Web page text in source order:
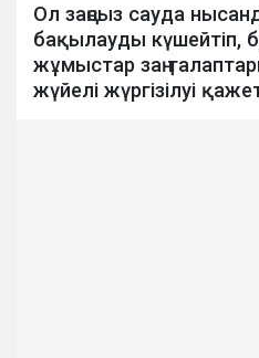
Ол заңсыз сауда
бақылауды күшейтіп,
жұмыстар заң
жүйелі жүргізілуі